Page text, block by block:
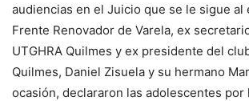
audiencias en el Juicio que se le sigue al
Frente Renovador de Varela, ex
UTGHRA Quilmes y ex presidente del
Quilmes, Daniel Zisuela y su hermano
ocasión, declararon las adolescentes por